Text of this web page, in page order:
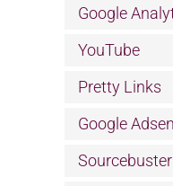
Google
YouTube
Pretty Links
Google